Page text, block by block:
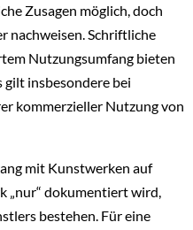
Zusagen möglich, doch
nachweisen. Schriftliche
Nutzungsumfang bieten
gilt insbesondere bei
kommerzieller Nutzung von
mit Kunstwerken auf
„nur“ dokumentiert wird,
bestehen. Für eine